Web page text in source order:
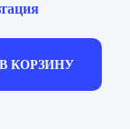
В КОРЗИНУ